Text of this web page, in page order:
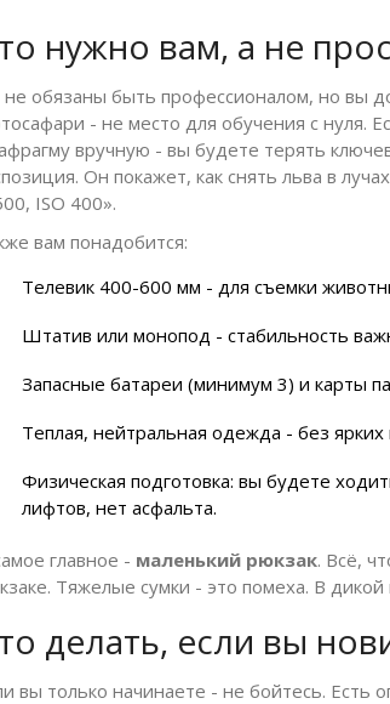
нужно вам, а не
обязаны быть профессионалом, но вы
- не место для обучения с нуля.
вручную - вы будете терять
Он покажет, как снять льва в
ISO 400».
вам понадобится:
Телевик 400-600 мм - для съемки
Штатив или монопод - стабильность
Запасные батареи (минимум 3) и карты
Теплая, нейтральная одежда - без
Физическая подготовка: вы будете
лифтов, нет асфальта.
главное - маленький рюкзак. Всё,
Тяжелые сумки - это помеха. В
делать, если вы
вы только начинаете - не бойтесь.